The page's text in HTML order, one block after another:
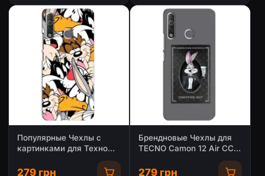
Популярные Чехлы с
картинками для Техно
279 грн
Брендновые Чехлы для
TECNO Camon 12 Air CC6
279 грн